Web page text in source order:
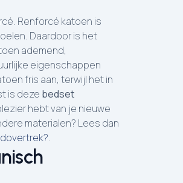
Renforcé katoen is
Daardoor is het
ademend,
eigenschappen
fris aan, terwijl het in
is deze bedset
hebt van je nieuwe
materialen? Lees dan
.